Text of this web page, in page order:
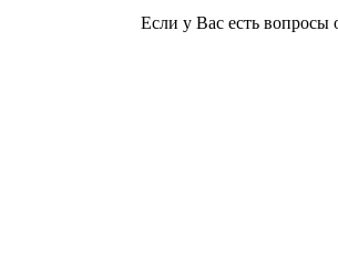
Если у Вас есть